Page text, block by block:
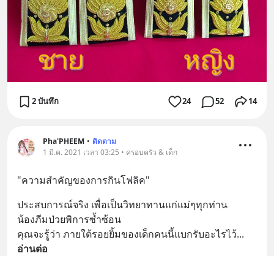
2 บันทึก 24 52 14
Pha'PHEEM • ติดตาม
1 มี.ค. 2021 เวลา 03:25 • ครอบครัว & เด็ก
"ความสำคัญของการกินโฟลิค"
ประสบการณ์​จริง เพื่อเป็นวิทยาทานแก่แม่ๆทุกท่าน
น้องภีมป่วยพิการซ้ำซ้อน
คุณจะรู้ว่า ภายใต้รอยยิ้มของเด็กคนนี้แบกรับอะไรไว้
อ่านต่อ